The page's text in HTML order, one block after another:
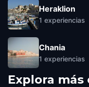
Heraklion
1 experiencias
Chania
1 experiencias
Explora más